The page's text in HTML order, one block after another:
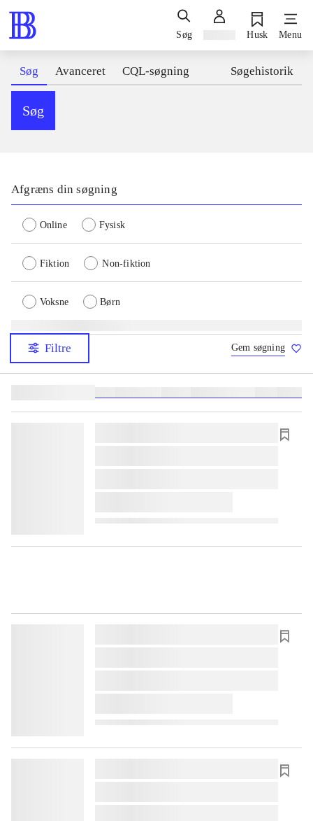
Søg Husk Menu
Søg Avanceret CQL-søgning Søgehistorik
Søg
Afgræns din søgning
Online Fysisk
Fiktion Non-fiktion
Voksne Børn
Filtre Gem søgning
lorem ipsum dolor sit amet ...
lorem ipsum dolor sit amet ...
lorem ipsum dolor sit amet ...